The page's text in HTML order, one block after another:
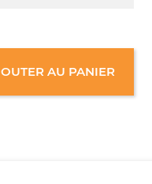
AU PANIER